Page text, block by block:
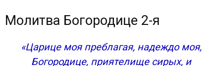
Молитва Богородице 2-я
«Царице моя преблагая, надеждо моя,
Богородице, приятелище сирых, и